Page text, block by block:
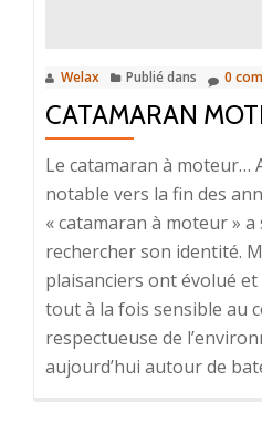
Welax Publié dans 0
CATAMARAN
Le catamaran à moteur…
notable vers la fin des
« catamaran à moteur »
rechercher son identité.
plaisanciers ont évolué
tout à la fois sensible au
respectueuse de
aujourd’hui autour de